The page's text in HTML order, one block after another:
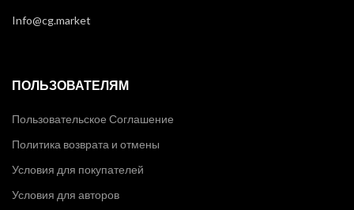
Info@cg.market
ПОЛЬЗОВАТЕЛЯМ
Пользовательское Соглашение
Политика возврата и отмены
Условия для покупателей
Условия для авторов